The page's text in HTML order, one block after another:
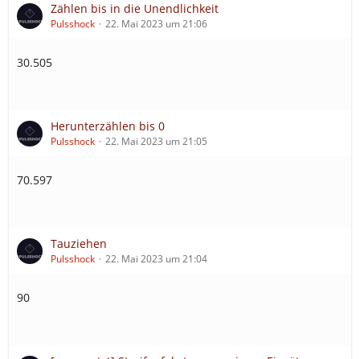
Zählen bis in die Unendlichkeit
Pulsshock 22. Mai 2023 um 21:06
30.505
Herunterzählen bis 0
Pulsshock 22. Mai 2023 um 21:05
70.597
Tauziehen
Pulsshock 22. Mai 2023 um 21:04
90